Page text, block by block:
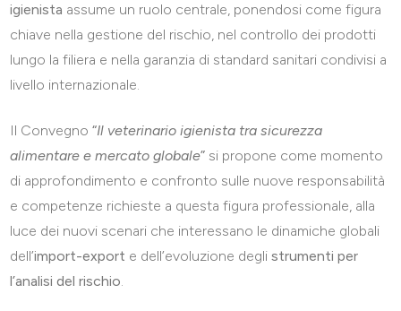
igienista assume un ruolo centrale, ponendosi come figura
chiave nella gestione del rischio, nel controllo dei prodotti
lungo la filiera e nella garanzia di standard sanitari condivisi a
livello internazionale.
Il Convegno“Il veterinario igienista tra sicurezza
alimentare e mercato globale” si propone come momento
di approfondimento e confronto sulle nuove responsabilità
e competenze richieste a questa figura professionale, alla
luce dei nuovi scenari che interessano le dinamiche globali
dell’import-export e dell’evoluzione deglistrumenti per
l’analisi del rischio.